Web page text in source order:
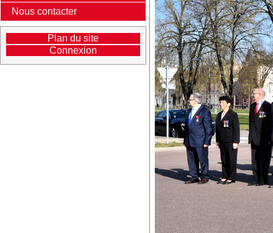
Nous contacter
Plan du site
Connexion